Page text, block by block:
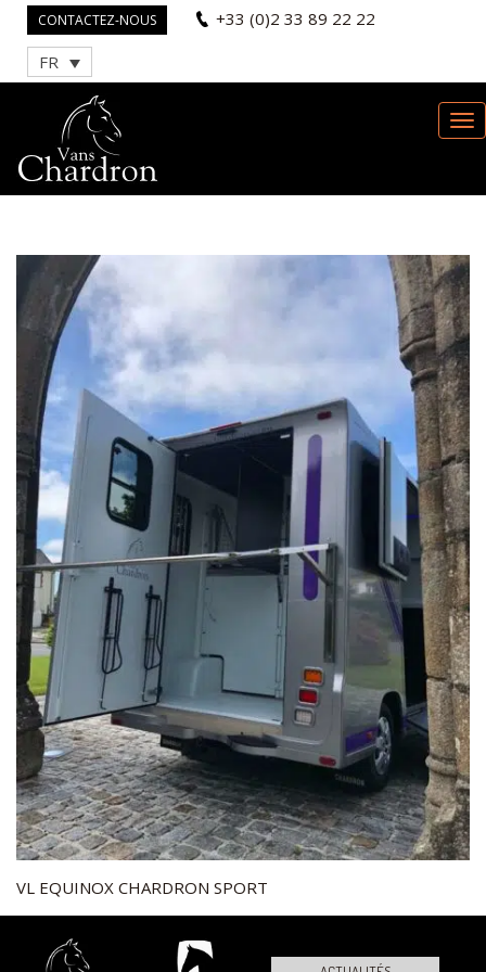
CONTACTEZ-NOUS +33 (0)2 33 89 22 22
FR
VL EQUINOX CHARDRON SPORT